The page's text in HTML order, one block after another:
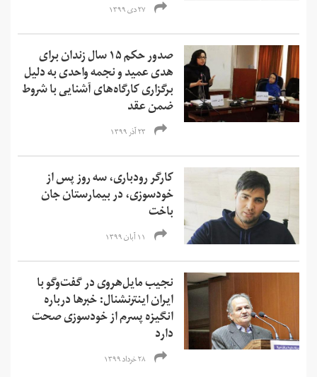
۲۷ دی ۱۳۹۹
صدور حکم ۱۵ سال زندان برای
هدی عمید و نجمه واحدی به دلیل
برگزاری کارگاه‌های آشنایی با شروط
ضمن عقد
۲۳ آذر ۱۳۹۹
کارگر رودباری،‌ سه روز پس از
خودسوزی، در بیمارستان جان
باخت
۱۱ آبان ۱۳۹۹
نجیب مایل‌هروی در گفت‌وگو با
ایران اینترنشنال: خبرها درباره
انگیزه پسرم از خودسوزی صحت
دارد
۲۸ خرداد ۱۳۹۹